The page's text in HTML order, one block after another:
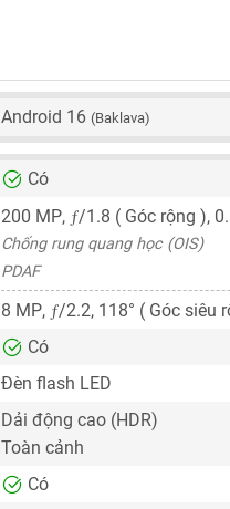
Android 16 (Baklava)
Có
200 MP, ƒ/1.8 ( Góc rộng ),
Chống rung quang học (OIS)
PDAF
8 MP, ƒ/2.2, 118° ( Góc siêu
Có
Đèn flash LED
Dải động cao (HDR)
Toàn cảnh
Có